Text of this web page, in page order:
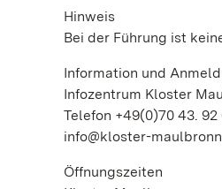
Hinweis
Bei der Führung ist
Information und
Infozentrum Kloster
Telefon +49(0)70 43. 92
info@kloster-
Öffnungszeiten